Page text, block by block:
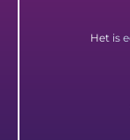
Het is